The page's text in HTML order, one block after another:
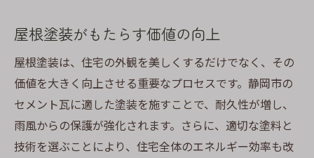
屋根塗装がもたらす価値の向上
屋根塗装は、住宅の外観を美しくするだけでなく、その
価値を大きく向上させる重要なプロセスです。静岡市の
セメント瓦に適した塗装を施すことで、耐久性が増し、
雨風からの保護が強化されます。さらに、適切な塗料と
技術を選ぶことにより、住宅全体のエネルギー効率も改